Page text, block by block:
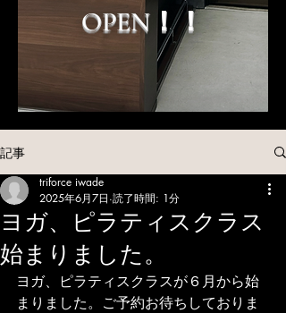
OPEN！！
記事
ヨガ、ピラティスクラス
始まりました。
triforce iwade
2025年6月7日 読了時間: 1分
ヨガ、ピラティスクラスが６月から始
まりました。ご予約お待ちしておりま